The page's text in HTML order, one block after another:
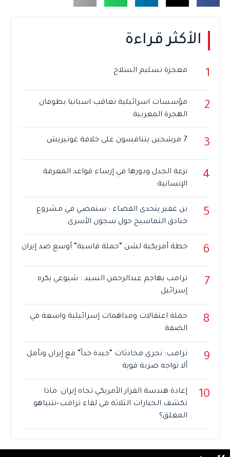
الأكثر قراءة
1 معجزة تسليم السلاح
2
مؤسسات اسرائيلية تعاقب اسبانيا بطوفان
الهجرة المغربية
3 7 مرشحين يتنافسون على خلافة غوتيريش
4
نزعة الجدل ودورها في إرساء قواعد المعرفة
الإنسانية:
5
بن غفير يتحدى القضاء : سنمضي في مشروع
خنادق التماسيح حول سجون الأسرى
6 خطة أمريكية لشن “حملة قاسية” أوسع ضد إيران
7
ترامب يهاجم عبدالرحمن السيد : شيوعي يكره
إسرائيل
8
حملة اعتقالات ومداهمات إسرائيلية واسعة في
الضفة
9
ترامب: نجري محادثات “جيدة جداً” مع إيران ونأمل
ألا تواجه ضربة قوية
10
إعادة هندسة القرار الأمريكي تجاه إيران: ماذا
تكشف الخيارات الثلاثة في لقاء ترامب–نتنياهو
المغلق؟